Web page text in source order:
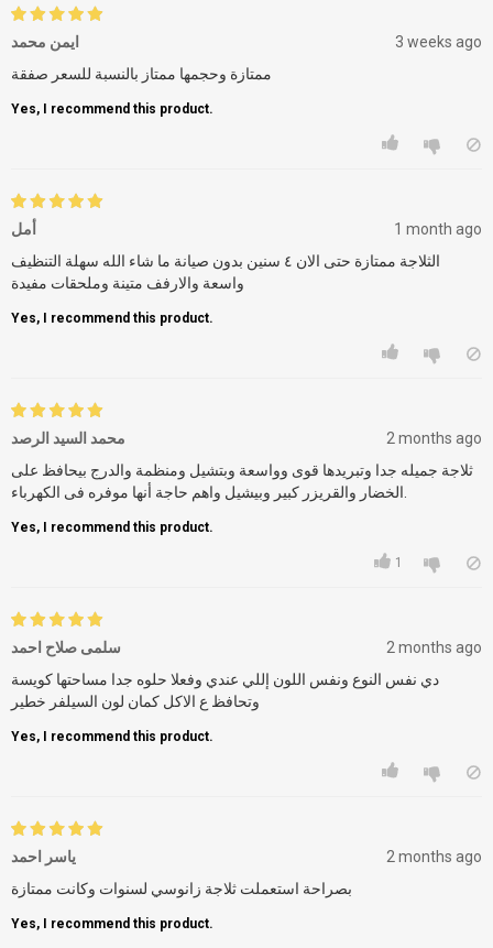
ايمن محمد
3 weeks ago
ممتازة وحجمها ممتاز بالنسبة للسعر صفقة
Yes, I recommend this product.
أمل
1 month ago
الثلاجة ممتازة حتى الان ٤ سنين بدون صيانة ما شاء الله سهلة التنظيف
واسعة والارفف متينة وملحقات مفيدة
Yes, I recommend this product.
محمد السيد الرصد
2 months ago
ثلاجة جميله جدا وتبريدها قوى وواسعة وبتشيل ومنظمة والدرج بيحافظ على
الخضار والقريزر كبير وبيشيل واهم حاجة أنها موفره فى الكهرباء.
Yes, I recommend this product.
1
سلمى صلاح احمد
2 months ago
دي نفس النوع ونفس اللون إللي عندي وفعلا حلوه جدا مساحتها كويسة
وتحافظ ع الاكل كمان لون السيلفر خطير
Yes, I recommend this product.
ياسر احمد
2 months ago
بصراحة استعملت ثلاجة زانوسي لسنوات وكانت ممتازة
Yes, I recommend this product.